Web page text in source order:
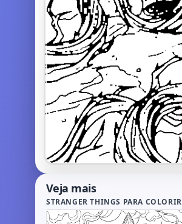
Veja mais
STRANGER THINGS PARA COLORIR